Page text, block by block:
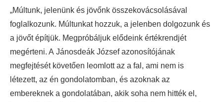
„Múltunk, jelenünk és jövőnk összekovácsolásával
foglalkozunk. Múltunkat hozzuk, a jelenben dolgozunk és
a jövőt építjük. Megpróbáljuk elődeink értékrendjét
megérteni. A Jánosdeák József azonosítójának
megfejtését követően leomlott az a fal, ami nem is
létezett, az én gondolatomban, és azoknak az
embereknek a gondolatában, akik soha nem hitték el,